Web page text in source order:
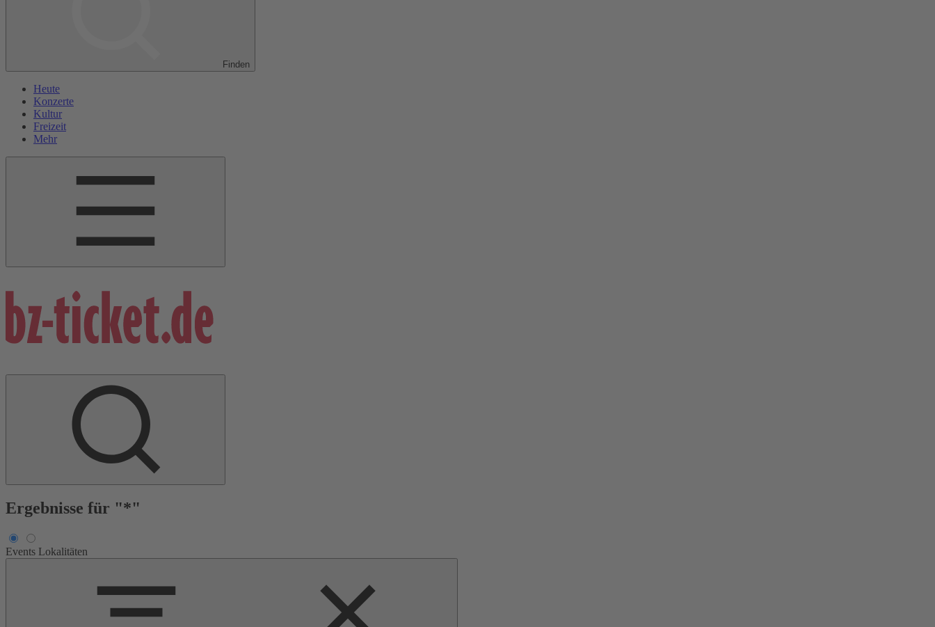
Finden
Heute
Konzerte
Kultur
Freizeit
Mehr
Ergebnisse für "*"
Events Lokalitäten